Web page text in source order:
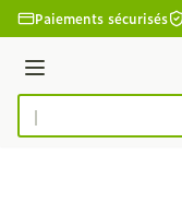
Aller au contenu
Paiements sécurisés
Menu
Rechercher